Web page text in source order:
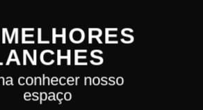
conhecer nosso
espaço